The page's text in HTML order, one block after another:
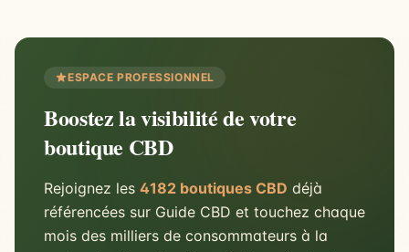
ESPACE PROFESSIONNEL
Boostez la visibilité de votre
boutique CBD
Rejoignez les 4182 boutiques CBD déjà
référencées sur Guide CBD et touchez chaque
mois des milliers de consommateurs à la